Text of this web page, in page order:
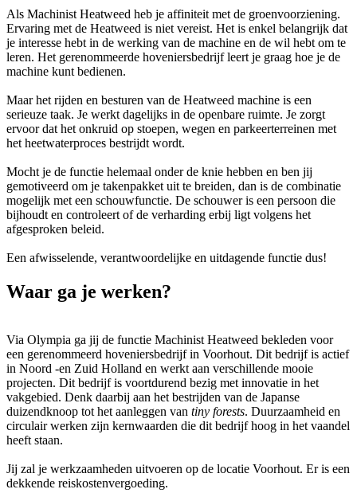
Als Machinist Heatweed heb je affiniteit met de groenvoorziening.
Ervaring met de Heatweed is niet vereist. Het is enkel belangrijk dat
je interesse hebt in de werking van de machine en de wil hebt om te
leren. Het gerenommeerde hoveniersbedrijf leert je graag hoe je de
machine kunt bedienen.
Maar het rijden en besturen van de Heatweed machine is een
serieuze taak. Je werkt dagelijks in de openbare ruimte. Je zorgt
ervoor dat het onkruid op stoepen, wegen en parkeerterreinen met
het heetwaterproces bestrijdt wordt.
Mocht je de functie helemaal onder de knie hebben en ben jij
gemotiveerd om je takenpakket uit te breiden, dan is de combinatie
mogelijk met een schouwfunctie. De schouwer is een persoon die
bijhoudt en controleert of de verharding erbij ligt volgens het
afgesproken beleid.
Een afwisselende, verantwoordelijke en uitdagende functie dus!
Waar ga je werken?
Via Olympia ga jij de functie Machinist Heatweed bekleden voor
een gerenommeerd hoveniersbedrijf in Voorhout. Dit bedrijf is actief
in Noord -en Zuid Holland en werkt aan verschillende mooie
projecten. Dit bedrijf is voortdurend bezig met innovatie in het
vakgebied. Denk daarbij aan het bestrijden van de Japanse
duizendknoop tot het aanleggen van tiny forests. Duurzaamheid en
circulair werken zijn kernwaarden die dit bedrijf hoog in het vaandel
heeft staan.
Jij zal je werkzaamheden uitvoeren op de locatie Voorhout. Er is een
dekkende reiskostenvergoeding.